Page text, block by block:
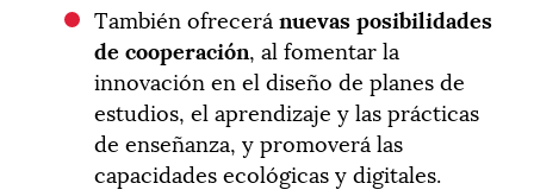
También ofreceránuevas posibilidades
de cooperación, al fomentar la
innovación en el diseño de planes de
estudios, el aprendizaje y las prácticas
de enseñanza, y promoverá las
capacidades ecológicas y digitales.